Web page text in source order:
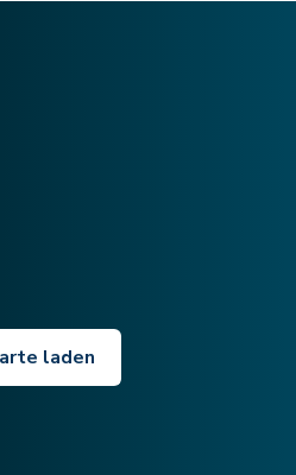
laden